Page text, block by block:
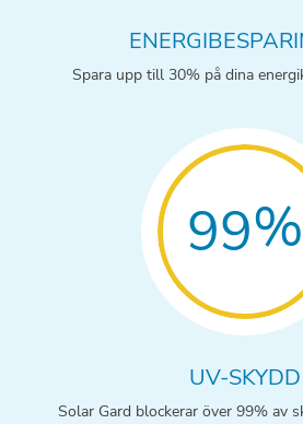
Spara upp till 30% på dina
99%
UV-SKYDD
Solar Gard blockerar över 99% av